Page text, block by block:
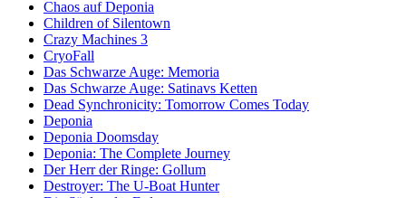
Chaos auf Deponia
Children of Silentown
Crazy Machines 3
CryoFall
Das Schwarze Auge: Memoria
Das Schwarze Auge: Satinavs Ketten
Dead Synchronicity: Tomorrow Comes Today
Deponia
Deponia Doomsday
Deponia: The Complete Journey
Der Herr der Ringe: Gollum
Destroyer: The U-Boat Hunter